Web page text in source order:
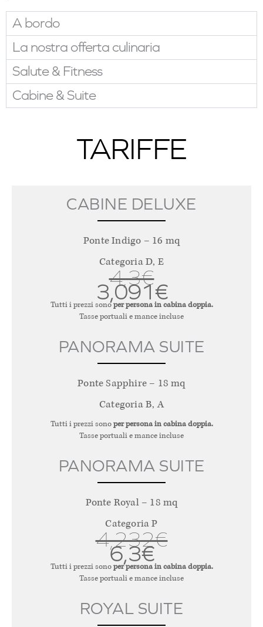
A bordo
La nostra offerta culinaria
Salute & Fitness
Cabine & Suite
TARIFFE
CABINE DELUXE
Ponte Indigo – 16 mq
Categoria D, E
4,3€
3,091€
Tutti i prezzi sonoper persona in cabina doppia.
Tasse portuali e mance incluse
PANORAMA SUITE
Ponte Sapphire – 18 mq
Categoria B, A
Tutti i prezzi sonoper persona in cabina doppia.
Tasse portuali e mance incluse
PANORAMA SUITE
Ponte Royal – 18 mq
Categoria P
4,232€
6,3€
Tutti i prezzi sonoper persona in cabina doppia.
Tasse portuali e mance incluse
ROYAL SUITE